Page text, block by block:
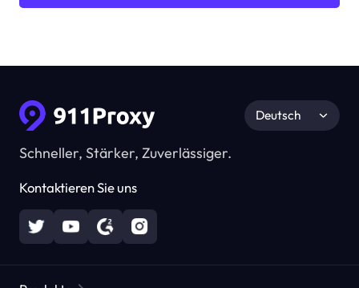
Schneller, Stärker, Zuverlässiger.
Kontaktieren Sie uns
Deutsch